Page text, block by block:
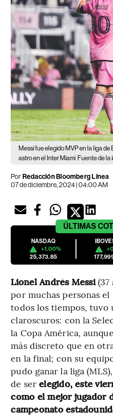
Messi fue elegido MVP en la liga
astro en el Inter Miami Fuente de la
PorRedacción Bloomberg Línea
07 de diciembre, 2024 | 04:00 AM
ÚLTIMAS
NASDAQ
+1.00%
25,373.85
Lionel Andrés Messi
por muchas personas
todos los tiempos, tuvo
claroscuros: con la
la Copa América,
más discreto que en
en la final; con su
pudo ganar la liga
de serelegido, este
como el mejor jugador
campeonato